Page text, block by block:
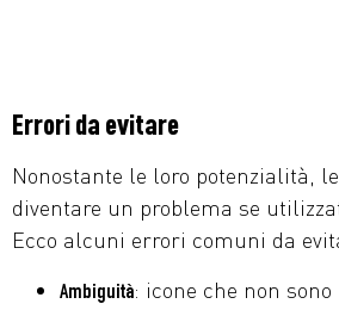
Errori da evitare
Nonostante le loro potenzialità,
diventare un problema se
Ecco alcuni errori comuni da
Ambiguità: icone che non